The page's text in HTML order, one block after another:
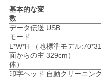
ニ
ュ
ー
ス
基本的な変
数
データ伝送
モード
USB
L*W*H （地
面からの主
体）
標準モデル
329cm）
印字ヘッド 自動クリーニン